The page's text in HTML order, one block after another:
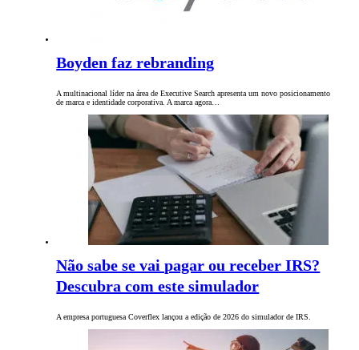
Boyden faz rebranding
A multinacional líder na área de Executive Search apresenta um novo posicionamento
de marca e identidade corporativa. A marca agora…
Não sabe se vai pagar ou receber IRS?
Descubra com este simulador
A empresa portuguesa Coverflex lançou a edição de 2026 do simulador de IRS.